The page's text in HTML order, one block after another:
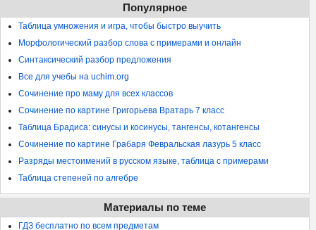
Популярное
Таблица умножения и игра, чтобы быстро выучить
Морфологический разбор слова с примерами и онлайн
Синтаксический разбор предложения
Все для учебы на uchim.org
Сочинение про маму для всех классов
Сочинение по картине Григорьева Вратарь 7 класс
Таблица Брадиса: синусы и косинусы, тангенсы, котангенсы
Сочинение по картине Грабаря Февральская лазурь 5 класс
Разряды местоимений в русском языке, таблица с примерами
Таблица степеней по алгебре
Материалы по теме
ГДЗ бесплатно по всем предметам